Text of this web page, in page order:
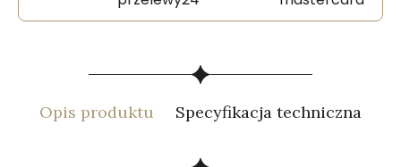
Opis produktu Specyfikacja techniczna